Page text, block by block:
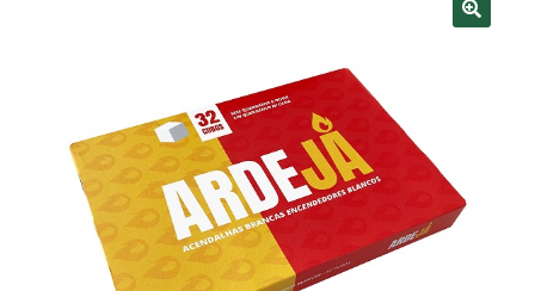
Piscinas
Rega